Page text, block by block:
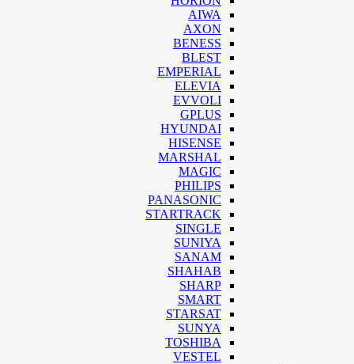
AIWA
AXON
BENESS
BLEST
EMPERIAL
ELEVIA
EVVOLI
GPLUS
HYUNDAI
HISENSE
MARSHAL
MAGIC
PHILIPS
PANASONIC
STARTRACK
SINGLE
SUNIYA
SANAM
SHAHAB
SHARP
SMART
STARSAT
SUNYA
TOSHIBA
VESTEL